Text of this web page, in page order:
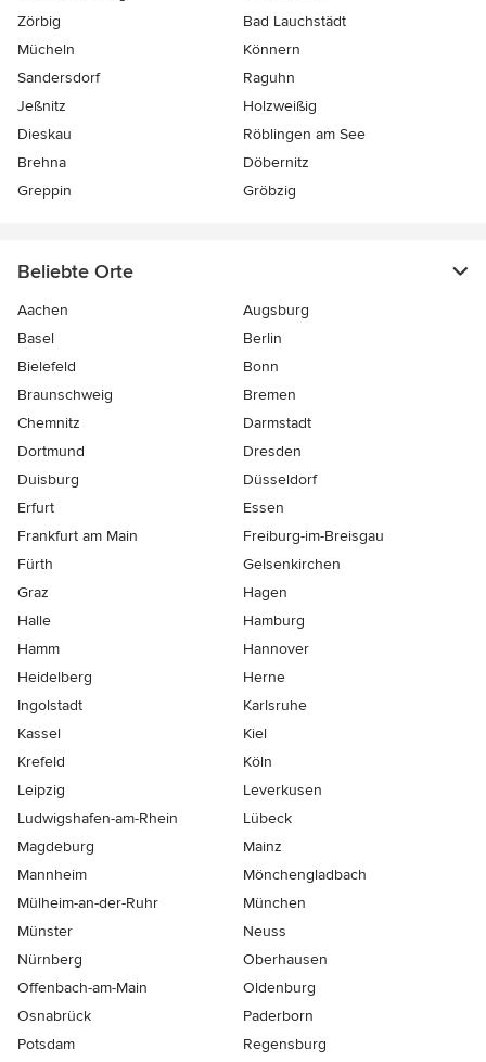
Zörbig
Bad Lauchstädt
Mücheln
Könnern
Sandersdorf
Raguhn
Jeßnitz
Holzweißig
Dieskau
Röblingen am See
Brehna
Döbernitz
Greppin
Gröbzig
Beliebte Orte
Aachen
Augsburg
Basel
Berlin
Bielefeld
Bonn
Braunschweig
Bremen
Chemnitz
Darmstadt
Dortmund
Dresden
Duisburg
Düsseldorf
Erfurt
Essen
Frankfurt am Main
Freiburg-im-Breisgau
Fürth
Gelsenkirchen
Graz
Hagen
Halle
Hamburg
Hamm
Hannover
Heidelberg
Herne
Ingolstadt
Karlsruhe
Kassel
Kiel
Krefeld
Köln
Leipzig
Leverkusen
Ludwigshafen-am-Rhein
Lübeck
Magdeburg
Mainz
Mannheim
Mönchen­gladbach
Mülheim-an-der-Ruhr
München
Münster
Neuss
Nürnberg
Oberhausen
Offenbach-am-Main
Oldenburg
Osnabrück
Paderborn
Potsdam
Regensburg